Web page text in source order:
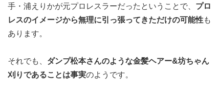
手・浦えりかが元プロレスラーだったということで、 プロ
レスのイメージから無理に引っ張ってきただけの可能性も
あります。
それでも、 ダンプ松本さんのような金髪ヘアー&坊ちゃん
刈りであることは事実のようです。